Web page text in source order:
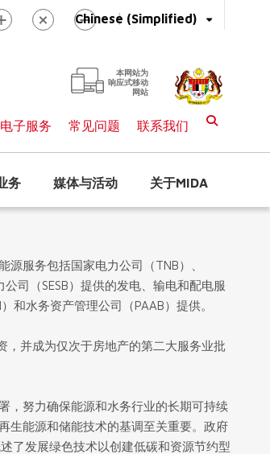
Chinese (Simplified)
|
本网站为
响应式移动
网站
电子服务 常见问题 联系我们
务 媒体与活动 关于MIDA
服务包括国家电力公司（TNB）、
公司（SESB）提供的发电、输电和配电服
和水务资产管理公司（PAAB）提供。
，并成为仅次于房地产的第二大服务业批
，努力确保能源和水务行业的长期可持续
生能源和储能技术的基调至关重要。政府
了发展绿色技术以创建低碳和资源节约型